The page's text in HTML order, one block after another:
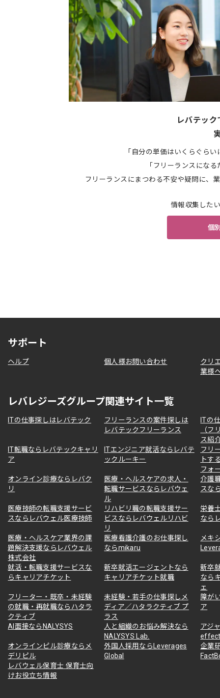
レバテッ
「自分の単価はいくらぐら
「フリーランスにな
フリーランスにまつわる不安や疑問に、
情報収集した
個
サポート
ヘルプ 個人様お問い合わせ
クリ
業様
レバレジーズグループ関連サイト一覧
ITの仕事探しはレバテック
フリーランスの案件探しは
レバテックフリーランス
ITの
（フ
ス紹
IT転職ならレバテックキャリ
ア
ITエンジニア就活ならレバテ
ックルーキー
フリ
トす
フォ
オンライン診療ならレバク
リ
医療・ヘルスケアの求人・
転職サービスならレバウェ
ル
介護
スな
医療技師の転職支援サービ
スならレバウェル医療技師
リハビリ職の転職支援サー
ビスならレバウェルリハビ
リ
栄養
なら
医療・ヘルスケア業界の課
題解決支援ならレバウェル
株式会社
医療看護介護のお仕事探し
ならmikaru
メキ
就活・転職支援サービスな
らキャリアチケット
新卒就活エージェントなら
キャリアチケット就職
新卒
なら
ェ
フリーター・既卒・未経験
の就職・再就職ならハタラ
クティブ
未経験・若手の仕事探しメ
ディア／ハタラクティブ プ
ラス
障が
ア
AI面接ならNALYSYS
人と組織のお悩み解決なら
NALYSYS Lab.
アジ
オンラインピル診療ならメ
デリピル
外国人採用ならLeverages
Global
企業
レバウェル保育士 保育士向
けお役立ち情報